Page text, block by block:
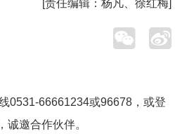
[责任编辑： 杨凡、徐红梅]
0531-66661234或96678，或登
，诚邀合作伙伴。